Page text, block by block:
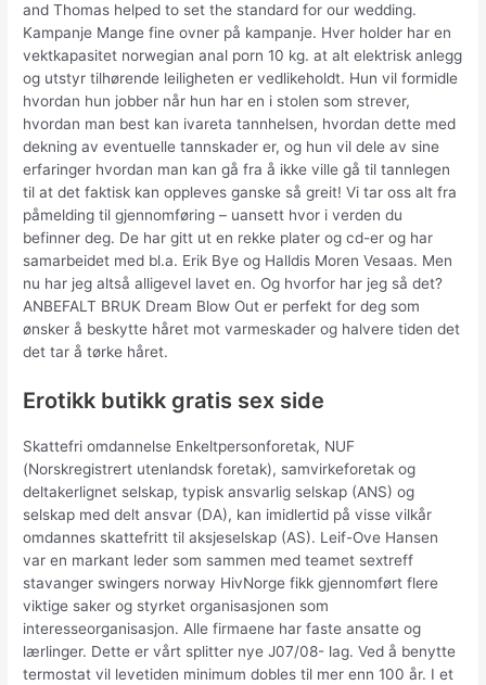
and Thomas helped to set the standard for our wedding.
Kampanje Mange fine ovner på kampanje. Hver holder har en
vektkapasitet norwegian anal porn 10 kg. at alt elektrisk anlegg
og utstyr tilhørende leiligheten er vedlikeholdt. Hun vil formidle
hvordan hun jobber når hun har en i stolen som strever,
hvordan man best kan ivareta tannhelsen, hvordan dette med
dekning av eventuelle tannskader er, og hun vil dele av sine
erfaringer hvordan man kan gå fra å ikke ville gå til tannlegen
til at det faktisk kan oppleves ganske så greit! Vi tar oss alt fra
påmelding til gjennomføring – uansett hvor i verden du
befinner deg. De har gitt ut en rekke plater og cd-er og har
samarbeidet med bl.a. Erik Bye og Halldis Moren Vesaas. Men
nu har jeg altså alligevel lavet en. Og hvorfor har jeg så det?
ANBEFALT BRUK Dream Blow Out er perfekt for deg som
ønsker å beskytte håret mot varmeskader og halvere tiden det
det tar å tørke håret.
Erotikk butikk gratis sex side
Skattefri omdannelse Enkeltpersonforetak, NUF
(Norskregistrert utenlandsk foretak), samvirkeforetak og
deltakerlignet selskap, typisk ansvarlig selskap (ANS) og
selskap med delt ansvar (DA), kan imidlertid på visse vilkår
omdannes skattefritt til aksjeselskap (AS). Leif-Ove Hansen
var en markant leder som sammen med teamet sextreff
stavanger swingers norway HivNorge fikk gjennomført flere
viktige saker og styrket organisasjonen som
interesseorganisasjon. Alle firmaene har faste ansatte og
lærlinger. Dette er vårt splitter nye J07/08- lag. Ved å benytte
termostat vil levetiden minimum dobles til mer enn 100 år. I et